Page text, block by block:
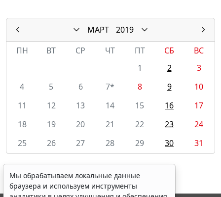
МАРТ
2019
ПН
ВТ СР ЧТ ПТ СБ
ВС
1
2
3
4
5 6 7* 8 9
10
11
12 13 14 15 16
17
18
19 20 21 22 23
24
25
26 27 28 29 30 31
Мы обрабатываем локальные данные
браузера и используем инструменты